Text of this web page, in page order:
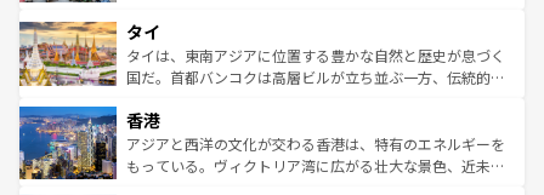
リティに包まれながら、韓国の多彩な魅力を心ゆくまで味
わってみてほしい。 なお、新着の韓国情報はコンテンツ一
覧を参照してほしい。
急速な発展と共に伝統が息づく。ハノイの古い町並みやホ
ーチミン市のフランス統治時代の建物も、独特の雰囲気を
醸し出している。また、バラエティの豊かさとおいしさで
とつ。フォーやバインミー、ベトナムコーヒーなどは、ぜ
ひ現地で味わいたい。どの地域を訪れてもあたたかい人々
が旅行者を迎えてくれるので、きっと忘れられない旅にな
タイ
タイは、東南アジアに位置する豊かな自然と歴史が息づく
国だ。首都バンコクは高層ビルが立ち並ぶ一方、伝統的な
の活気が交差している。北部ではチェンマイなどの山岳地
帯で自然と触れ合い、南部ではプーケットやクラビの美し
いビーチでリゾート気分を楽しむことができる。タイ料理
香港
アジアと西洋の文化が交わる香港は、特有のエネルギーを
もっている。ヴィクトリア湾に広がる壮大な景色、近未来